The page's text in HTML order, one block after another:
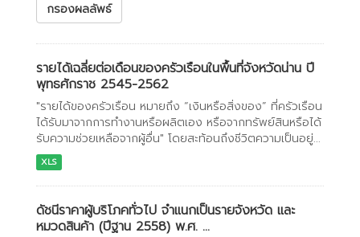
กรองผลลัพธ์
รายได้เฉลี่ยต่อเดือนของครัวเรือนในพื้นที่จังหวัดน่าน ปี
พุทธศักราช 2545-2562
"รายได้ของครัวเรือน หมายถึง “เงินหรือสิ่งของ” ที่ครัวเรือน
ได้รับมาจากการทำงานหรือผลิตเอง หรือจากทรัพย์สินหรือได้
รับความช่วยเหลือจากผู้อื่น" โดยสะท้อนถึงชีวิตความเป็นอยู่...
XLS
ดัชนีราคาผู้บริโภคทั่วไป จำแนกเป็นรายจังหวัด และ
หมวดสินค้า (ปีฐาน 2558) พ.ศ. ...